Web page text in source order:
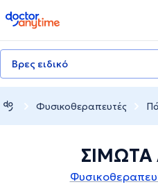
doctoranytime
Βρες ειδικό
Φυσικοθεραπευτές
ΣΙΜΩΤΑ